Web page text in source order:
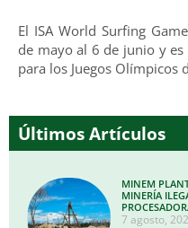
El ISA World Surfing
de mayo al 6 de junio y
para los Juegos Olímpicos
Últimos Artículos
MINEM
MINERÍA
7 agosto,